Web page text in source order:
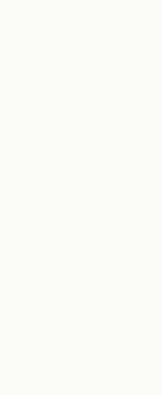
Was ist
Accueil Vélo
Radfahrer im